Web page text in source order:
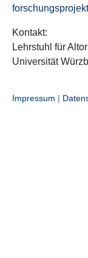
Kontakt:
Lehrstuhl für
Universität
Impressum |